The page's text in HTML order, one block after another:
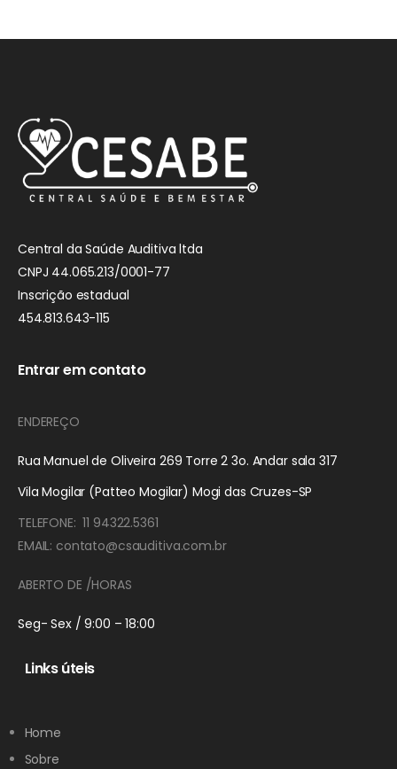
Central da Saúde Auditiva ltda
CNPJ 44.065.213/0001-77
Inscrição estadual
454.813.643-115
Entrar em contato
ENDEREÇO
Rua Manuel de Oliveira 269 Torre 2 3o. Andar sala 317
Vila Mogilar (Patteo Mogilar) Mogi das Cruzes-SP
TELEFONE: 11 94322.5361
EMAIL: contato@csauditiva.com.br
ABERTO DE /HORAS
Seg- Sex / 9:00 – 18:00
Links úteis
Home
Sobre